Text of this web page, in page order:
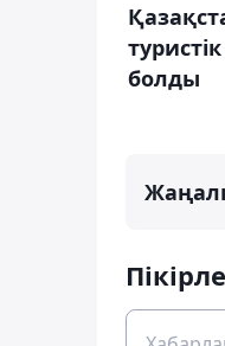
болды